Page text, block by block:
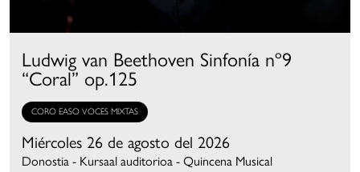
Ludwig van Beethoven Sinfonía nº9
“Coral” op.125
CORO EASO VOCES MIXTAS
Miércoles 26 de agosto del 2026
Donostia - Kursaal auditorioa - Quincena Musical